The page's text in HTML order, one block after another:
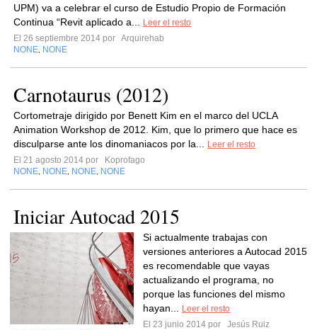
UPM) va a celebrar el curso de Estudio Propio de Formación
Continua “Revit aplicado a...
Leer el resto
El 26 septiembre 2014 por Arquirehab
NONE NONE
Carnotaurus (2012)
Cortometraje dirigido por Benett Kim en el marco del UCLA
Animation Workshop de 2012. Kim, que lo primero que hace es
disculparse ante los dinomaniacos por la...
Leer el resto
El 21 agosto 2014 por
Koprofago
NONE NONE NONE NONE
Iniciar Autocad 2015
Si actualmente trabajas con
versiones anteriores a Autocad 2015
es recomendable que vayas
actualizando el programa, no
porque las funciones del mismo
hayan...
Leer el resto
El 23 junio 2014 por
Jesús Ruiz